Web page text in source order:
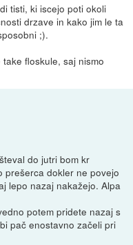
tisti, ki iscejo poti okoli
drzave in kako jim le ta
;).
floskule, saj nismo
do jutri bom kr
prešerca dokler ne povejo
lepo nazaj nakažejo. Alpa
potem pridete nazaj s
pač enostavno začeli pri